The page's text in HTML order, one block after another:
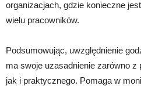
organizacjach, gdzie konieczne
wielu pracowników.
Podsumowując, uwzględnienie
ma swoje uzasadnienie zarówno z
jak i praktycznego. Pomaga w